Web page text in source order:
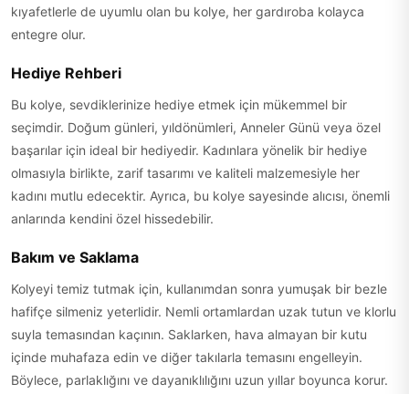
kıyafetlerle de uyumlu olan bu kolye, her gardıroba kolayca
entegre olur.
Hediye Rehberi
Bu kolye, sevdiklerinize hediye etmek için mükemmel bir
seçimdir. Doğum günleri, yıldönümleri, Anneler Günü veya özel
başarılar için ideal bir hediyedir. Kadınlara yönelik bir hediye
olmasıyla birlikte, zarif tasarımı ve kaliteli malzemesiyle her
kadını mutlu edecektir. Ayrıca, bu kolye sayesinde alıcısı, önemli
anlarında kendini özel hissedebilir.
Bakım ve Saklama
Kolyeyi temiz tutmak için, kullanımdan sonra yumuşak bir bezle
hafifçe silmeniz yeterlidir. Nemli ortamlardan uzak tutun ve klorlu
suyla temasından kaçının. Saklarken, hava almayan bir kutu
içinde muhafaza edin ve diğer takılarla temasını engelleyin.
Böylece, parlaklığını ve dayanıklılığını uzun yıllar boyunca korur.